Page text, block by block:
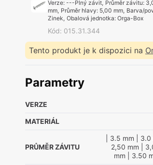
Verze: ---Plný závit, Průměr závitu:
mm, Průměr hlavy: 5,00 mm, Barva/
Zinek, Obalová jednotka: Orga-Box
Kód: 015.31.344
Tento produkt je k dispozici na
Parametry
VERZE
MATERIÁL
PRŮMĚR ZÁVITU
| 3.5 mm | 3.0
2,50 mm |
mm | 3.50